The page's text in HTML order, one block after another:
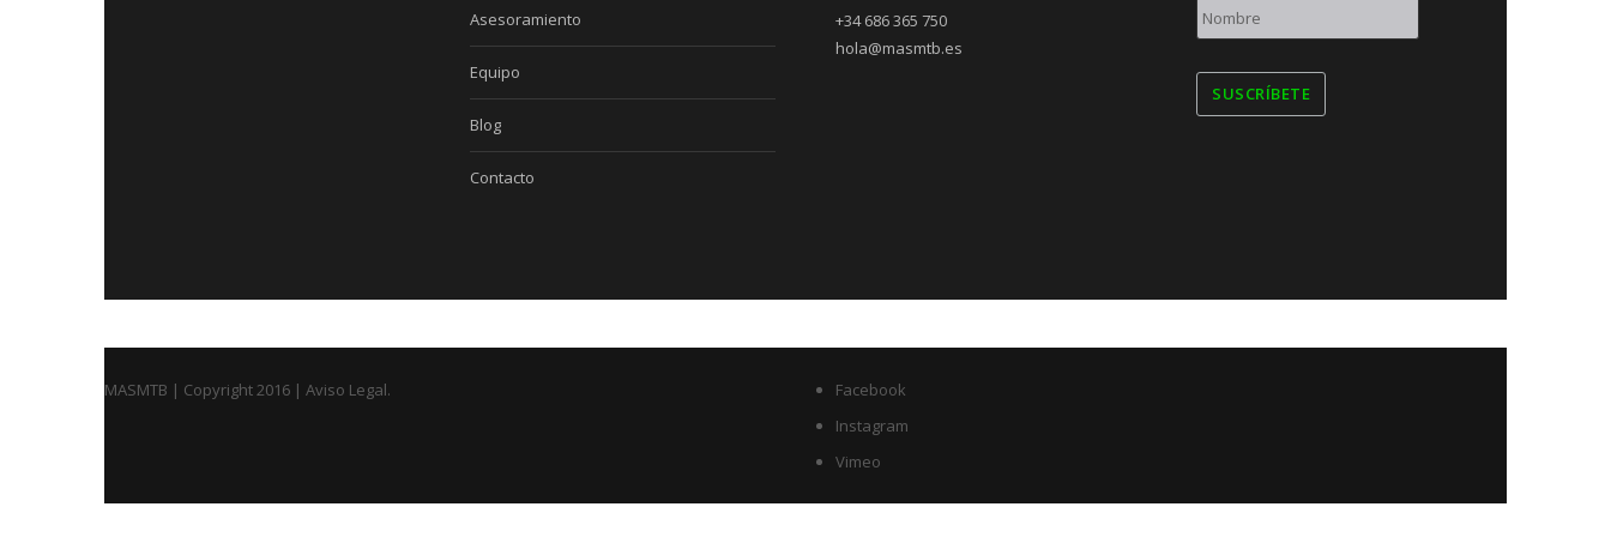
Asesoramiento
Equipo
Blog
Contacto
+34 686 365 750
hola@masmtb.es
MASMTB | Copyright 2016 | Aviso Legal.
Facebook
Instagram
Vimeo